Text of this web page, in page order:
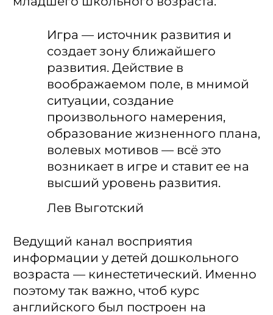
Игра — источник развития и
создает зону ближайшего
развития. Действие в
воображаемом поле, в мнимой
ситуации, создание
произвольного намерения,
образование жизненного плана,
волевых мотивов — всё это
возникает в игре и ставит ее на
высший уровень развития.
Лев Выготский
Ведущий канал восприятия
информации у детей дошкольного
возраста — кинестетический. Именно
поэтому так важно, чтоб курс
английского был построен на